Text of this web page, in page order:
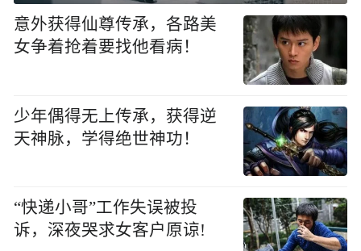
意外获得仙尊传承，各路美
女争着抢着要找他看病！
少年偶得无上传承，获得逆
天神脉，学得绝世神功！
“快递小哥”工作失误被投
诉，深夜哭求女客户原谅!